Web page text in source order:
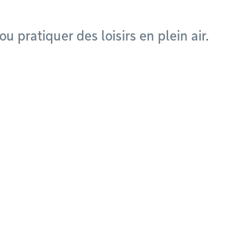
pratiquer des loisirs en plein air.